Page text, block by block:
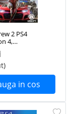
2 PS4
4,
in cos